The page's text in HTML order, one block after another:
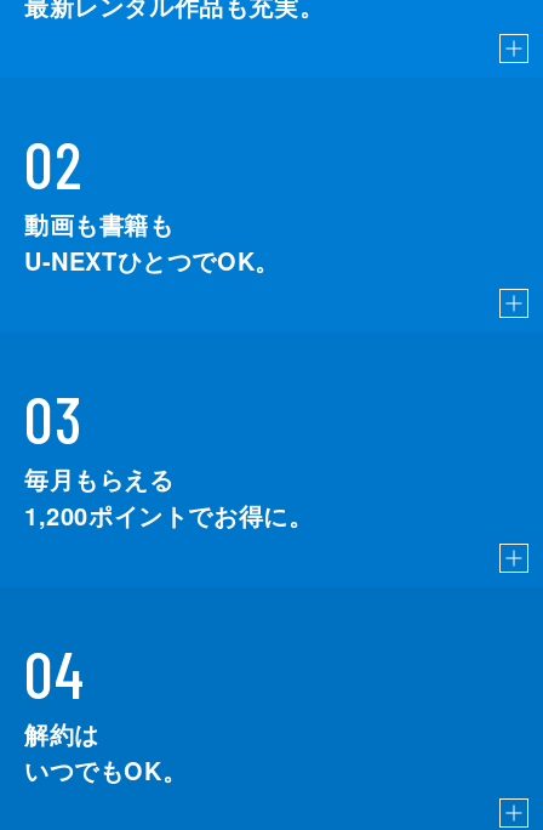
02
動画も書籍も
U-NEXTひとつでOK。
03
毎月もらえる
1,200ポイントでお得に。
04
解約は
いつでもOK。